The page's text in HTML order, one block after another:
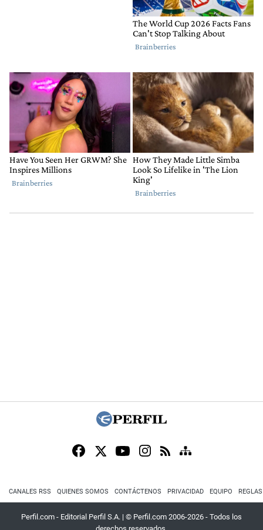
CANALES RSS QUIENES SOMOS CONTÁCTENOS PRIVACIDAD EQUIPO
Perfil.com - Editorial Perfil S.A. | © Perfil.com 2006-2026 - Todos los